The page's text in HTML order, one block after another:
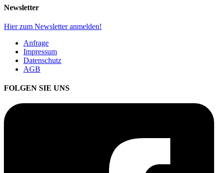
Newsletter
Hier zum Newsletter anmelden!
Anfrage
Impressum
Datenschutz
AGB
FOLGEN SIE UNS